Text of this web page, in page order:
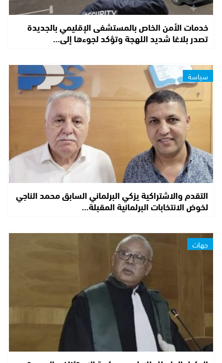
خدمات الأمن الخاص بالمستشفى الإقليمي بالجديدة
تصدر بلاغا شديد اللهجة وتؤكد لجوءها إلى…
سياسة
التقدم والاشتراكية يزكي البرلماني السابق محمد الناجي
لخوض الانتخابات البرلمانية المقبلة…
جهات